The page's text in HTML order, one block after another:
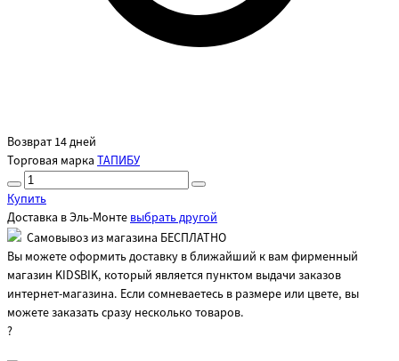
Возврат 14 дней
Торговая марка ТАПИБУ
Купить
Доставка вЭль-Монтевыбрать другой
Самовывоз из магазина БЕСПЛАТНО
Вы можете оформить доставку в ближайший к вам фирменный
магазин KIDSBIK, который является пунктом выдачи заказов
интернет-магазина. Если сомневаетесь в размере или цвете, вы
можете заказать сразу несколько товаров.
?